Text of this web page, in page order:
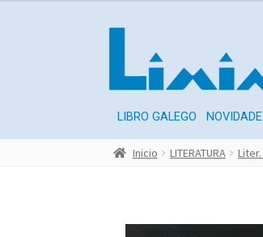
LIBRO GALEGO NOVIDADE
Inicio LITERATURA